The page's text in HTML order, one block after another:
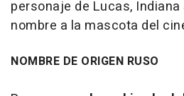
personaje de Lucas,
nombre a la mascota del
NOMBRE DE ORIGEN RUSO